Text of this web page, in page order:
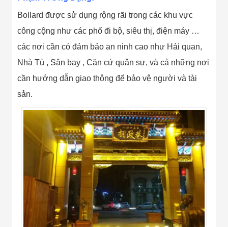
Bollard được sử dụng rộng rãi trong các khu vực
công cộng như các phố đi bộ, siêu thị, điện máy …
các nơi cần có đảm bảo an ninh cao như Hải quan,
Nhà Tù , Sân bay , Căn cứ quân sự, và cả những nơi
cần hướng dẫn giao thông để bảo vệ người và tài
sản.